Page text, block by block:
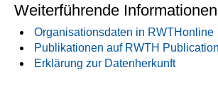
Weiterführende Informationen
Organisationsdaten in RWTHonline
Publikationen auf RWTH
Erklärung zur Datenherkunft